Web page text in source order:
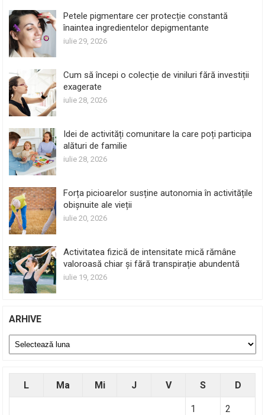
Petele pigmentare cer protecție constantă
înaintea ingredientelor depigmentante
iulie 29, 2026
Cum să începi o colecție de viniluri fără investiții
exagerate
iulie 28, 2026
Idei de activități comunitare la care poți participa
alături de familie
iulie 28, 2026
Forța picioarelor susține autonomia în activitățile
obișnuite ale vieții
iulie 20, 2026
Activitatea fizică de intensitate mică rămâne
valoroasă chiar și fără transpirație abundentă
iulie 19, 2026
ARHIVE
Arhive
L Ma Mi J V S D
1 2